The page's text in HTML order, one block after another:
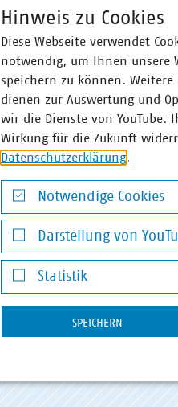
WASSER/ABWASSER
Hinweis zu Cookies
Diese Webseite verwendet
notwendig, um Ihnen unsere
speichern zu können.
dienen zur Auswertung und
wir die Dienste von
Wirkung für die Zukunft
Datenschutzerklärung.
Notwendige Cookies
Notwendige Cookies
Darstellung von
Darstellung von YouTube-
Statistik
Statistik
SPEICHERN